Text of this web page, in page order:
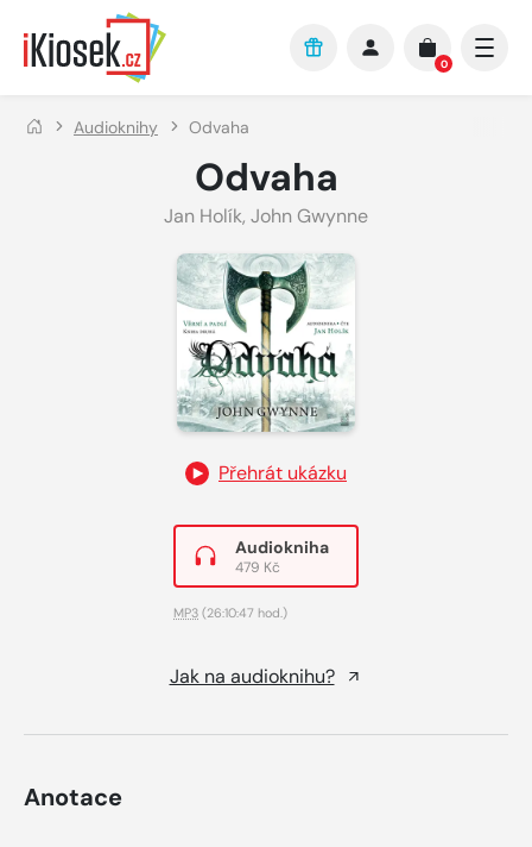
Přejít na hlavní obsah
0
Audioknihy Odvaha
Odvaha
Jan Holík, John Gwynne
Přehrát ukázku
Audiokniha
479 Kč
MP3 (26:10:47 hod.)
Jak na audioknihu?
Anotace